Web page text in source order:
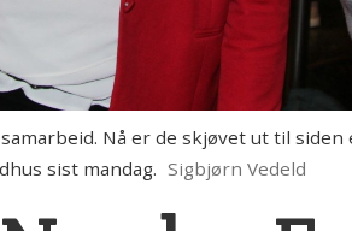
Nå er de skjøvet ut til
sist mandag. Sigbjørn Vedeld